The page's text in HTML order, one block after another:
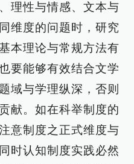
理性与情感、文本与
维度的问题时，研究
本理论与常规方法有
要能够有效结合文学
域与学理纵深，否则
献。如在科举制度的
意制度之正式维度与
时认知制度实践必然